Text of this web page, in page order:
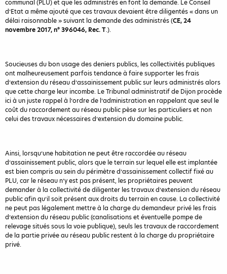
communal (PLU) et que les administrés en font la demande. Le Conseil
d’Etat a même ajouté que ces travaux devaient être diligentés « dans un
délai raisonnable » suivant la demande des administrés (CE, 24
novembre 2017, n° 396046, Rec. T.).
Soucieuses du bon usage des deniers publics, les collectivités publiques
ont malheureusement parfois tendance à faire supporter les frais
d’extension du réseau d’assainissement public sur leurs administrés alors
que cette charge leur incombe. Le Tribunal administratif de Dijon procède
ici à un juste rappel à l’ordre de l’administration en rappelant que seul le
coût du raccordement au réseau public pèse sur les particuliers et non
celui des travaux nécessaires d’extension du domaine public.
Ainsi, lorsqu’une habitation ne peut être raccordée au réseau
d’assainissement public, alors que le terrain sur lequel elle est implantée
est bien compris au sein du périmètre d’assainissement collectif fixé au
PLU, car le réseau n’y est pas présent, les propriétaires peuvent
demander à la collectivité de diligenter les travaux d’extension du réseau
public afin qu’il soit présent aux droits du terrain en cause. La collectivité
ne peut pas légalement mettre à la charge du demandeur privé les frais
d’extension du réseau public (canalisations et éventuelle pompe de
relevage situés sous la voie publique), seuls les travaux de raccordement
de la partie privée au réseau public restent à la charge du propriétaire
privé.